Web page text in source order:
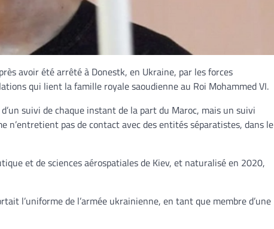
avoir été arrêté à Donestk, en Ukraine, par les forces
qui lient la famille royale saoudienne au Roi Mohammed VI.
suivi de chaque instant de la part du Maroc, mais un suivi
pas de contact avec des entités séparatistes, dans le
et de sciences aérospatiales de Kiev, et naturalisé en 2020,
l’uniforme de l’armée ukrainienne, en tant que membre d’une